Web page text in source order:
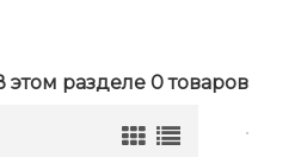
этом разделе 0 товаров